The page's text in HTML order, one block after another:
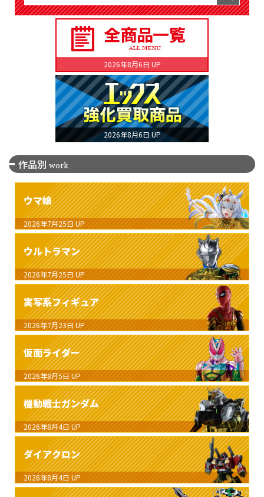
2026年8月6日 UP
2026年8月6日 UP
作品別 work
ウマ娘
2026年7月25日 UP
ウルトラマン
2026年7月25日 UP
実写系フィギュア
2026年7月23日 UP
仮面ライダー
2026年8月5日 UP
機動戦士ガンダム
2026年8月4日 UP
ダイアクロン
2026年8月4日 UP